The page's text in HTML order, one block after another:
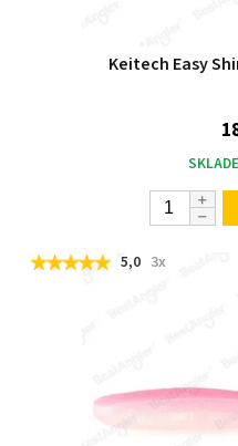
Keitech Easy
5,0 3x